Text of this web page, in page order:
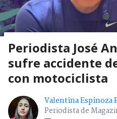
Periodista José
sufre accidente
con motociclista
Valentina Espinoza
Periodista de